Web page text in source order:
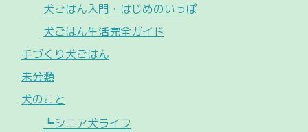
犬ごはん入門・はじめのいっぽ
犬ごはん生活完全ガイド
手づくり犬ごはん
未分類
犬のこと
┗シニア犬ライフ